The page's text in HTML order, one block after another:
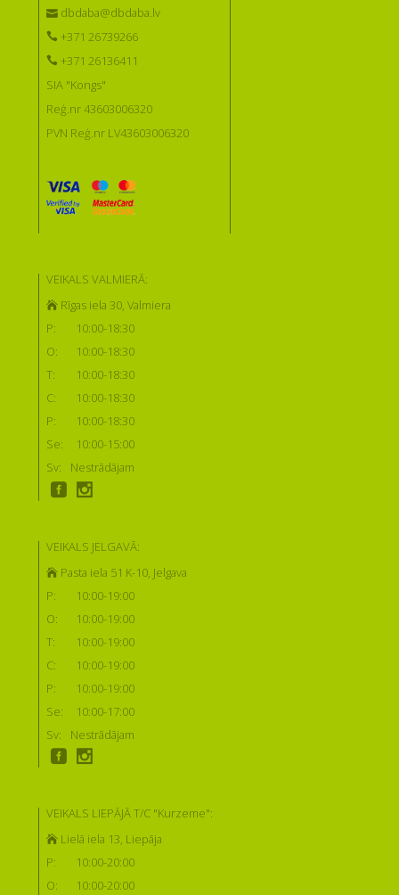
dbdaba@dbdaba.lv
+371 26739266
+371 26136411
SIA "Kongs"
Reģ.nr 43603006320
PVN Reģ.nr LV43603006320
VEIKALS VALMIERĀ:
Rīgas iela 30, Valmiera
P:
10:00-18:30
O:
10:00-18:30
T:
10:00-18:30
C:
10:00-18:30
P:
10:00-18:30
Se:
10:00-15:00
Sv:
Nestrādājam
VEIKALS JELGAVĀ:
Pasta iela 51 K-10, Jelgava
P:
10:00-19:00
O:
10:00-19:00
T:
10:00-19:00
C:
10:00-19:00
P:
10:00-19:00
Se:
10:00-17:00
Sv:
Nestrādājam
VEIKALS LIEPĀJĀ T/C "Kurzeme":
Lielā iela 13, Liepāja
P:
10:00-20:00
O:
10:00-20:00